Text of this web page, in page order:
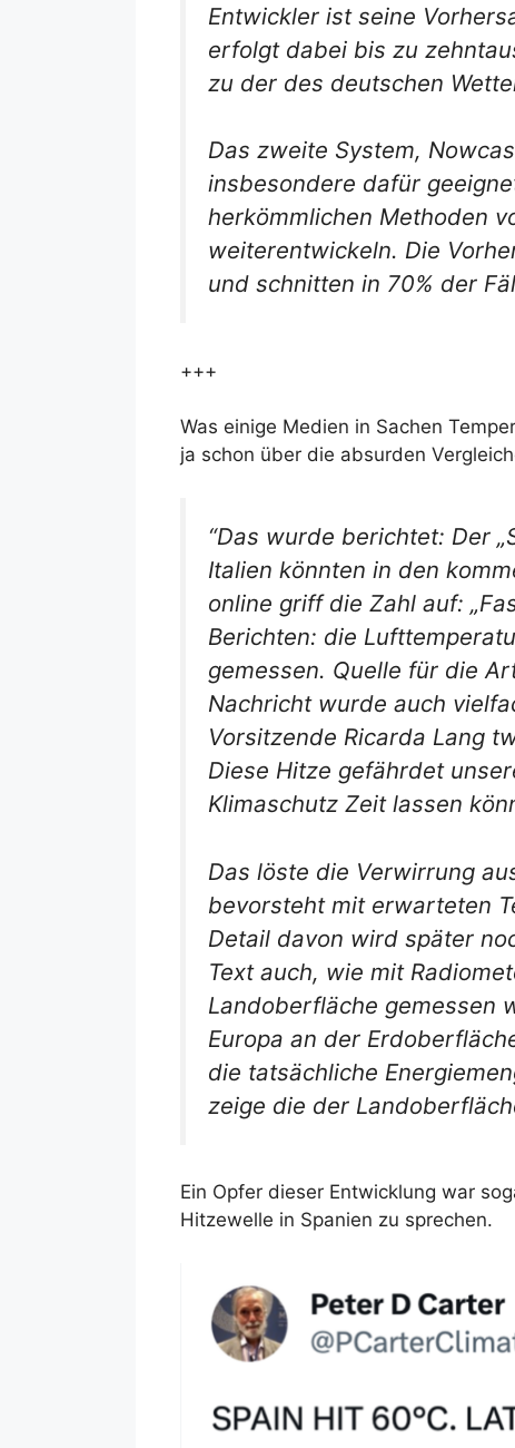
Entwickler ist seine
erfolgt dabei bis zu
zu der des deutschen
Das zweite System,
insbesondere dafür
herkömmlichen Methoden
weiterentwickeln. Die
und schnitten in 70% der
+++
Was einige Medien in Sachen
ja schon über die absurden
“Das wurde berichtet: Der
Italien könnten in den
online griff die Zahl auf:
Berichten: die
gemessen. Quelle für die
Nachricht wurde auch
Vorsitzende Ricarda Lang
Diese Hitze gefährdet
Klimaschutz Zeit lassen
Das löste die Verwirrung
bevorsteht mit erwarteten
Detail davon wird später
Text auch, wie mit
Landoberfläche gemessen
Europa an der
die tatsächliche
zeige die der
Ein Opfer dieser Entwicklung war
Hitzewelle in Spanien zu sprechen.